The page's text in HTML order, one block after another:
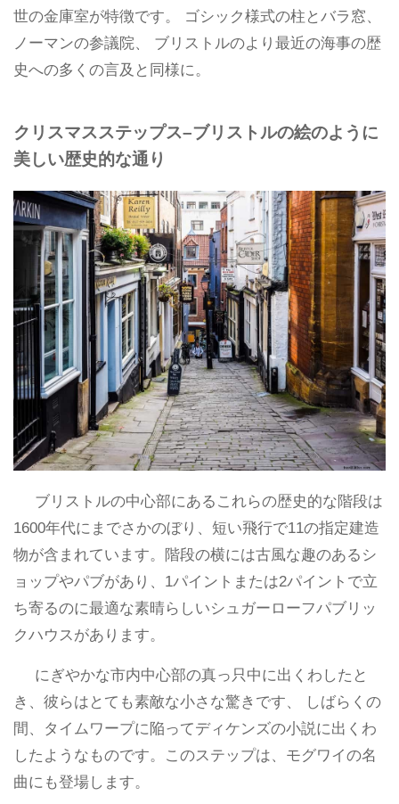
世の金庫室が特徴です。 ゴシック様式の柱とバラ窓、
ノーマンの参議院、 ブリストルのより最近の海事の歴
史への多くの言及と同様に。
クリスマスステップス–ブリストルの絵のように
美しい歴史的な通り
ブリストルの中心部にあるこれらの歴史的な階段は
1600年代にまでさかのぼり、短い飛行で11の指定建造
物が含まれています。階段の横には古風な趣のあるシ
ョップやパブがあり、1パイントまたは2パイントで立
ち寄るのに最適な素晴らしいシュガーローフパブリッ
クハウスがあります。
にぎやかな市内中心部の真っ只中に出くわしたと
き、彼らはとても素敵な小さな驚きです、 しばらくの
間、タイムワープに陥ってディケンズの小説に出くわ
したようなものです。このステップは、モグワイの名
曲にも登場します。